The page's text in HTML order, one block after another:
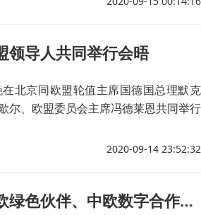
领导人共同举行会晤
北京同欧盟轮值主席国德国总理默克
尔、欧盟委员会主席冯德莱恩共同举行
2020-09-14 23:52:32
中欧决定打造中欧绿色伙伴、中欧数字合作伙伴